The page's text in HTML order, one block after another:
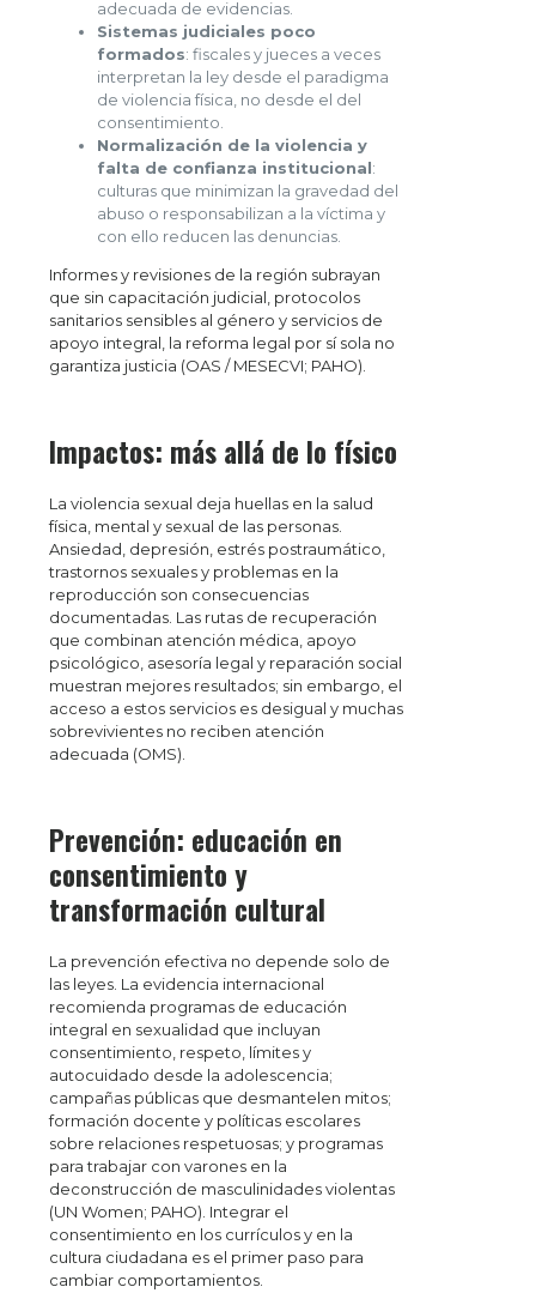
adecuada de evidencias.
Sistemas judiciales poco
formados: fiscales y jueces a veces
interpretan la ley desde el paradigma
de violencia física, no desde el del
consentimiento.
Normalización de la violencia y
falta de confianza institucional:
culturas que minimizan la gravedad del
abuso o responsabilizan a la víctima y
con ello reducen las denuncias.
Informes y revisiones de la región subrayan
que sin capacitación judicial, protocolos
sanitarios sensibles al género y servicios de
apoyo integral, la reforma legal por sí sola no
garantiza justicia (OAS / MESECVI; PAHO).
Impactos: más allá de lo físico
La violencia sexual deja huellas en la salud
física, mental y sexual de las personas.
Ansiedad, depresión, estrés postraumático,
trastornos sexuales y problemas en la
reproducción son consecuencias
documentadas. Las rutas de recuperación
que combinan atención médica, apoyo
psicológico, asesoría legal y reparación social
muestran mejores resultados; sin embargo, el
acceso a estos servicios es desigual y muchas
sobrevivientes no reciben atención
adecuada (OMS).
Prevención: educación en
consentimiento y
transformación cultural
La prevención efectiva no depende solo de
las leyes. La evidencia internacional
recomienda programas de educación
integral en sexualidad que incluyan
consentimiento, respeto, límites y
autocuidado desde la adolescencia;
campañas públicas que desmantelen mitos;
formación docente y políticas escolares
sobre relaciones respetuosas; y programas
para trabajar con varones en la
deconstrucción de masculinidades violentas
(UN Women; PAHO). Integrar el
consentimiento en los currículos y en la
cultura ciudadana es el primer paso para
cambiar comportamientos.